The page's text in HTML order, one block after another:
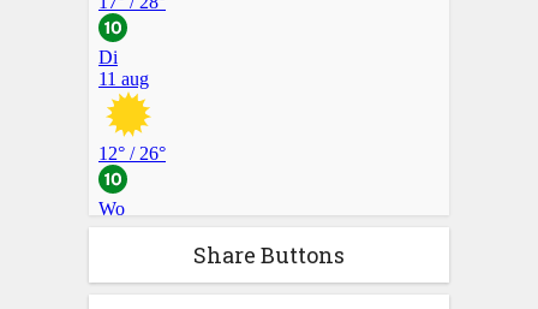
Share Buttons